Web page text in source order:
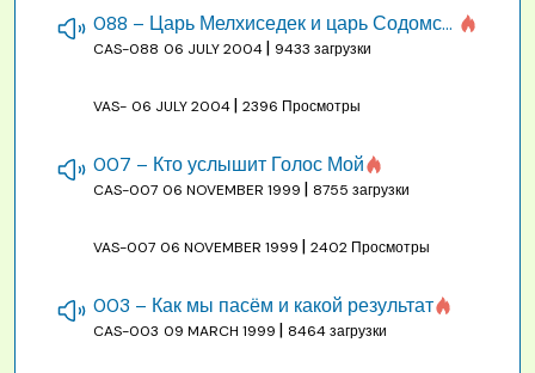
088 – Царь Мелхиседек и царь Содомский
CAS-088 06 JULY 2004| 9433 загрузки
VAS- 06 JULY 2004| 2396 Просмотры
007 – Кто услышит Голос Мой
CAS-007 06 NOVEMBER 1999 | 8755 загрузки
VAS-007 06 NOVEMBER 1999 | 2402 Просмотры
003 – Как мы пасём и какой результат
CAS-003 09 MARCH 1999 | 8464 загрузки